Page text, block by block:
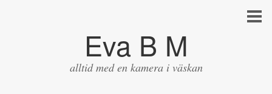
Eva B M
alltid med en kamera i väskan